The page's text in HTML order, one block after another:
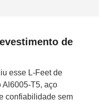
de
esse L-Feet de
Al6005-T5, aço
confiabilidade sem